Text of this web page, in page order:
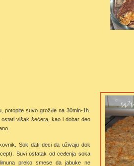
potopite suvo grožđe na 30min-1h.
višak šećera, kao i dobar deo
Sok dati deci da uživaju dok
Suvi ostatak od ceđenja soka
preko smese da jabuke ne